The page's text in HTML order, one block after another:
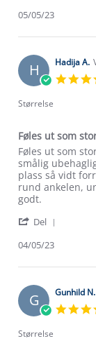
5
2023
Evy
on
5
May
05/05/23
H Hadija A.
Størrelse
Føles ut som
Review
by
Hadija
A.
on
May
review
stating
Føles
ut
som
tåen
Føles ut som
smålig
plass så vidt
rund ankelen,
godt.
Del
Hadija
on
4
May
04/05/23
G Gunhild N.
Størrelse
Kundeservice
Om Stormberg
Verdigrunnlag
Etisk handel
Dyreetikk
Alt du trenger